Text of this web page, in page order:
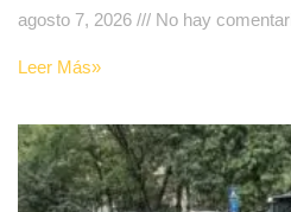
agosto 7, 2026
No hay
Leer Más»